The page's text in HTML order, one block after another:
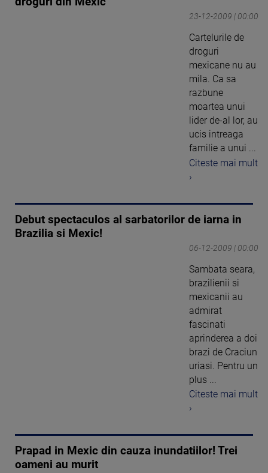
23-12-2009 | 00:00
Cartelurile de
droguri
mexicane nu au
mila. Ca sa
razbune
moartea unui
lider de-al lor, au
ucis intreaga
familie a unui ...
Citeste mai mult
›
Debut spectaculos al sarbatorilor de iarna in
Brazilia si Mexic!
06-12-2009 | 00:00
Sambata seara,
brazilienii si
mexicanii au
admirat
fascinati
aprinderea a doi
brazi de Craciun
uriasi. Pentru un
plus ...
Citeste mai mult
›
Prapad in Mexic din cauza inundatiilor! Trei
oameni au murit